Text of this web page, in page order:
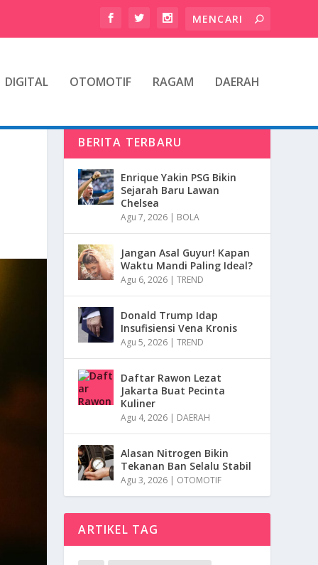
DIGITAL OTOMOTIF RAGAM DAERAH
BERITA TERBARU
Enrique Yakin PSG Bikin
Sejarah Baru Lawan
Chelsea
Agu 7, 2026 | BOLA
Jangan Asal Guyur! Kapan
Waktu Mandi Paling Ideal?
Agu 6, 2026 |TREND
Donald Trump Idap
Insufisiensi Vena Kronis
Agu 5, 2026 |TREND
Daftar Rawon Lezat
Jakarta Buat Pecinta
Kuliner
Agu 4, 2026 | DAERAH
Alasan Nitrogen Bikin
Tekanan Ban Selalu Stabil
Agu 3, 2026 | OTOMOTIF
ARTIKEL TAG